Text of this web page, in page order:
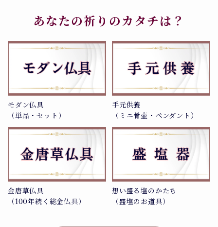
あなたの祈りのカタチは？
モダン仏具
（単品・セット）
手元供養
（ミニ骨壷・ペンダント）
金唐草仏具
（100年続く総金仏具）
想い盛る塩のかたち
（盛塩のお道具）